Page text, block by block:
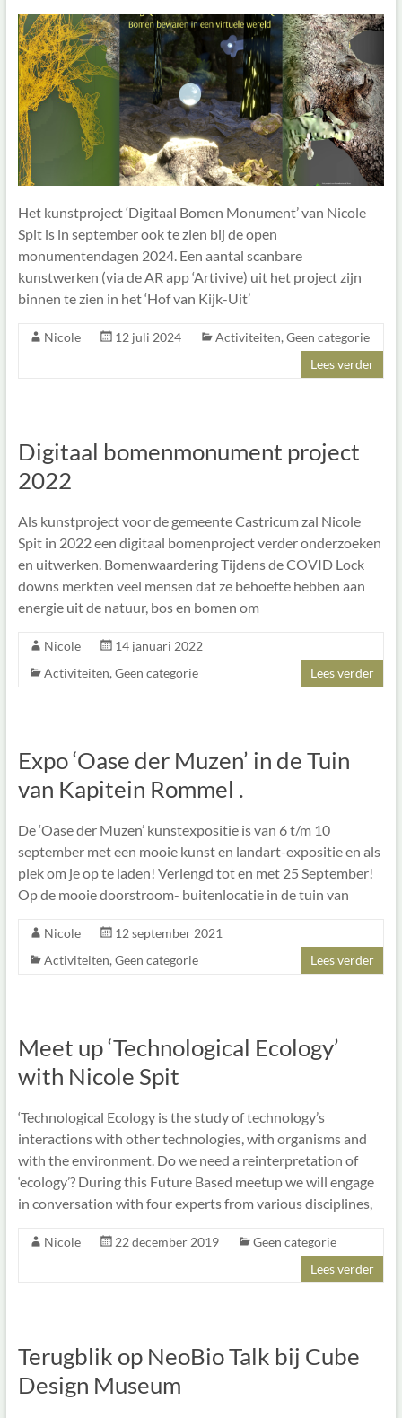
Het kunstproject ‘Digitaal Bomen Monument’ van Nicole
Spit is in september ook te zien bij de open
monumentendagen 2024. Een aantal scanbare
kunstwerken (via de AR app ‘Artivive) uit het project zijn
binnen te zien in het ‘Hof van Kijk-Uit’
Nicole 12 juli 2024 Activiteiten, Geen categorie
Lees verder
Digitaal bomenmonument project
2022
Als kunstproject voor de gemeente Castricum zal Nicole
Spit in 2022 een digitaal bomenproject verder onderzoeken
en uitwerken. Bomenwaardering Tijdens de COVID Lock
downs merkten veel mensen dat ze behoefte hebben aan
energie uit de natuur, bos en bomen om
Nicole
14 januari 2022
Activiteiten, Geen categorie Lees verder
Expo ‘Oase der Muzen’ in de Tuin
van Kapitein Rommel .
De ‘Oase der Muzen’ kunstexpositie is van 6 t/m 10
september met een mooie kunst en landart-expositie en als
plek om je op te laden! Verlengd tot en met 25 September!
Op de mooie doorstroom- buitenlocatie in de tuin van
Nicole
12 september 2021
Activiteiten, Geen categorie Lees verder
Meet up ‘Technological Ecology’
with Nicole Spit
‘Technological Ecology is the study of technology’s
interactions with other technologies, with organisms and
with the environment. Do we need a reinterpretation of
‘ecology’? During this Future Based meetup we will engage
in conversation with four experts from various disciplines,
Nicole 22 december 2019
Geen categorie
Lees verder
Terugblik op NeoBio Talk bij Cube
Design Museum